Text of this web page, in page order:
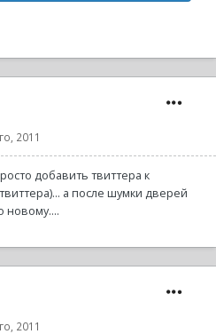
2011
добавить твиттера к
а после шумки дверей
новому....
2011